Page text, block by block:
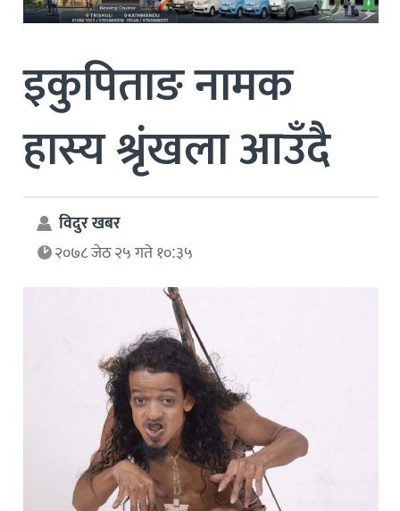
इकुपिताङ नामक
हास्य श्रृंखला आउँदै
विदुर खबर
२०७८ जेठ २५ गते १०:३५